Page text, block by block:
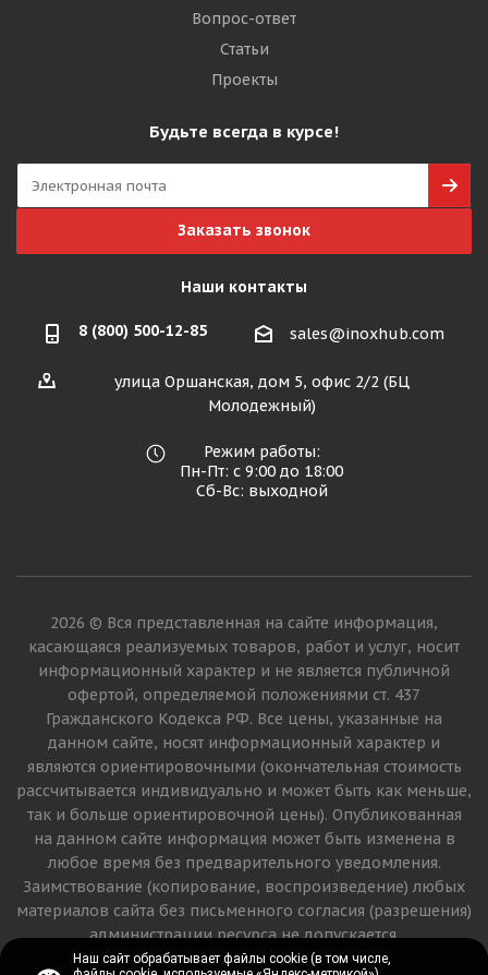
Вопрос-ответ
Статьи
Проекты
Будьте всегда в курсе!
Заказать звонок
Наши контакты
8 (800) 500-12-85 sales@inoxhub.com
улица Оршанская, дом 5, офис 2/2 (БЦ
Молодежный)
Режим работы:
Пн-Пт: с 9:00 до 18:00
Сб-Вс: выходной
2026 © Вся представленная на сайте информация,
касающаяся реализуемых товаров, работ и услуг, носит
информационный характер и не является публичной
офертой, определяемой положениями ст. 437
Гражданского Кодекса РФ. Все цены, указанные на
данном сайте, носят информационный характер и
являются ориентировочными (окончательная стоимость
рассчитывается индивидуально и может быть как меньше,
так и больше ориентировочной цены). Опубликованная
на данном сайте информация может быть изменена в
любое время без предварительного уведомления.
Заимствование (копирование, воспроизведение) любых
материалов сайта без письменного согласия (разрешения)
администрации ресурса не допускается.
Наш сайт обрабатывает файлы cookie (в том числе,
Наш сайт обрабатывает файлы cookie (в том числе,